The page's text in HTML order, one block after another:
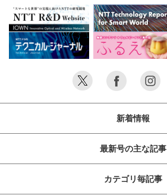
取得したデータから簡単に光
ファイバ伝送路の状態分析が
可能なツールを開発しまし
た。ここでは、その概要と機
能等について紹介します。
新着情報
最新号の主な記事
カテゴリ毎記事